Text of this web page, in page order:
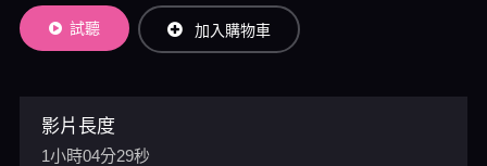
試聽 加入購物車
影片長度
1小時04分29秒